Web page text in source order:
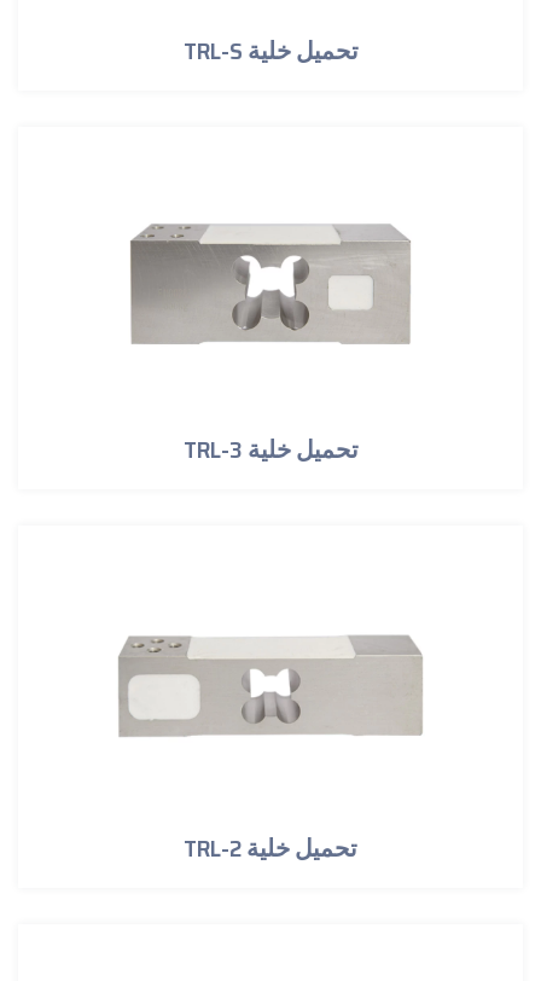
TRL-S تحميل خلية
TRL-3 تحميل خلية
TRL-2 تحميل خلية